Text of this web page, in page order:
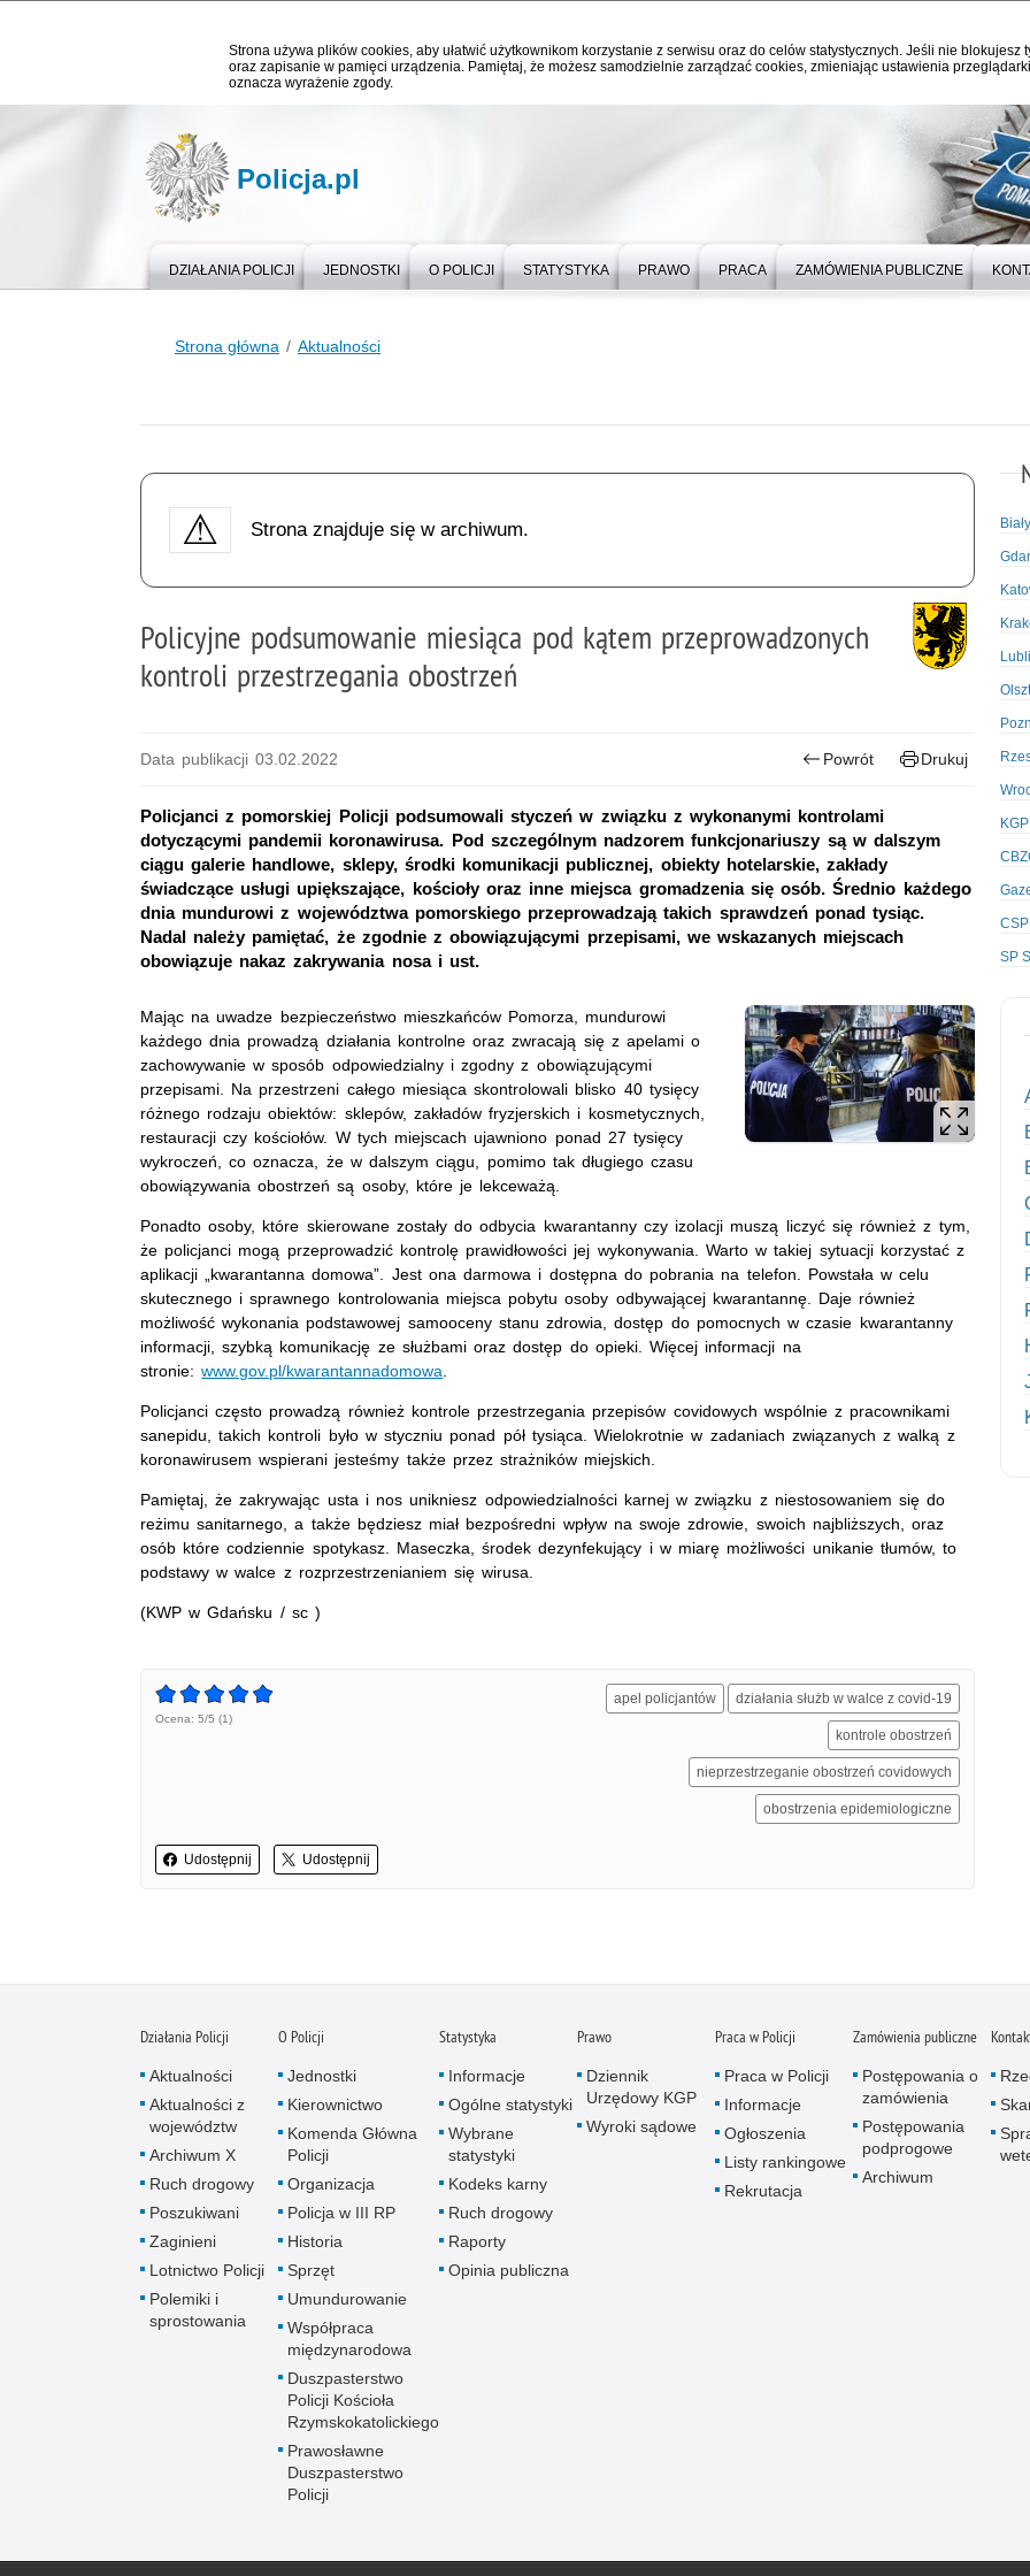
Strona używa plików cookies, aby ułatwić użytkownikom korzystanie z serwisu oraz do celów statystycznych. Jeśli nie blokujesz
oraz zapisanie w pamięci urządzenia. Pamiętaj, że możesz samodzielnie zarządzać cookies, zmieniając ustawienia
oznacza wyrażenie zgody.
Policja.pl
DZIAŁANIA POLICJI JEDNOSTKI O POLICJI STATYSTYKA PRAWO PRACA ZAMÓWIENIA PUBLICZNE
Strona główna Aktualności
Strona znajduje się w archiwum.
Policyjne podsumowanie miesiąca pod kątem przeprowadzonych
kontroli przestrzegania obostrzeń
Data publikacji 03.02.2022 Powrót Drukuj
Policjanci z pomorskiej Policji podsumowali styczeń w związku z wykonanymi kontrolami
dotyczącymi pandemii koronawirusa. Pod szczególnym nadzorem funkcjonariuszy są w dalszym
ciągu galerie handlowe, sklepy, środki komunikacji publicznej, obiekty hotelarskie, zakłady
świadczące usługi upiększające, kościoły oraz inne miejsca gromadzenia się osób. Średnio każdego
dnia mundurowi z województwa pomorskiego przeprowadzają takich sprawdzeń ponad tysiąc.
Nadal należy pamiętać, że zgodnie z obowiązującymi przepisami, we wskazanych miejscach
obowiązuje nakaz zakrywania nosa i ust.
Mając na uwadze bezpieczeństwo mieszkańców Pomorza, mundurowi
każdego dnia prowadzą działania kontrolne oraz zwracają się z apelami o
zachowywanie w sposób odpowiedzialny i zgodny z obowiązującymi
przepisami. Na przestrzeni całego miesiąca skontrolowali blisko 40 tysięcy
różnego rodzaju obiektów: sklepów, zakładów fryzjerskich i kosmetycznych,
restauracji czy kościołów. W tych miejscach ujawniono ponad 27 tysięcy
wykroczeń, co oznacza, że w dalszym ciągu, pomimo tak długiego czasu
obowiązywania obostrzeń są osoby, które je lekceważą.
Ponadto osoby, które skierowane zostały do odbycia kwarantanny czy izolacji muszą liczyć się również z tym,
że policjanci mogą przeprowadzić kontrolę prawidłowości jej wykonywania. Warto w takiej sytuacji korzystać z
aplikacji „kwarantanna domowa”. Jest ona darmowa i dostępna do pobrania na telefon. Powstała w celu
skutecznego i sprawnego kontrolowania miejsca pobytu osoby odbywającej kwarantannę. Daje również
możliwość wykonania podstawowej samooceny stanu zdrowia, dostęp do pomocnych w czasie kwarantanny
informacji, szybką komunikację ze służbami oraz dostęp do opieki. Więcej informacji na
stronie:www.gov.pl/kwarantannadomowa
Policjanci często prowadzą również kontrole przestrzegania przepisów covidowych wspólnie z pracownikami
sanepidu, takich kontroli było w styczniu ponad pół tysiąca. Wielokrotnie w zadaniach związanych z walką z
koronawirusem wspierani jesteśmy także przez strażników miejskich.
Pamiętaj, że zakrywając usta i nos unikniesz odpowiedzialności karnej w związku z niestosowaniem się do
reżimu sanitarnego, a także będziesz miał bezpośredni wpływ na swoje zdrowie, swoich najbliższych, oraz
osób które codziennie spotykasz. Maseczka, środek dezynfekujący i w miarę możliwości unikanie tłumów, to
podstawy w walce z rozprzestrzenianiem się wirusa.
(KWP w Gdańsku / sc )
Ocena: 5/5 (1)
Udostępnij Udostępnij
apel policjantów działania służb w walce z covid-19
kontrole obostrzeń
nieprzestrzeganie obostrzeń covidowych
obostrzenia epidemiologiczne
KGP
SP
Działania Policji
Aktualności
Aktualności z
województw
Archiwum X
Ruch drogowy
Poszukiwani
Zaginieni
Lotnictwo Policji
Polemiki i
sprostowania
O Policji
Jednostki
Kierownictwo
Komenda Główna
Policji
Organizacja
Policja w III RP
Historia
Sprzęt
Umundurowanie
Współpraca
międzynarodowa
Duszpasterstwo
Policji Kościoła
Rzymskokatolickiego
Prawosławne
Duszpasterstwo
Policji
Statystyka
Informacje
Ogólne statystyki
Wybrane
statystyki
Kodeks karny
Ruch drogowy
Raporty
Opinia publiczna
Prawo
Dziennik
Urzędowy KGP
Wyroki sądowe
Praca w Policji
Praca w Policji
Informacje
Ogłoszenia
Listy rankingowe
Rekrutacja
Zamówienia publiczne
Postępowania o
zamówienia
Postępowania
podprogowe
Archiwum